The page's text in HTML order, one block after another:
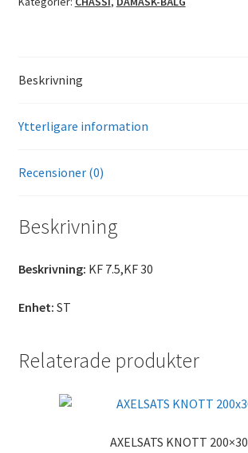
Beskrivning
Ytterligare information
Recensioner (0)
Beskrivning
Beskrivning: KF 7.5,KF 30
Enhet: ST
Relaterade produkter
AXELSATS KNOTT 200×30